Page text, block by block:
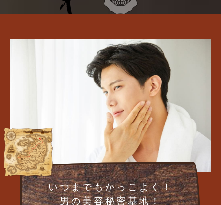
いつまでもかっこよく！
男の美容秘密基地！